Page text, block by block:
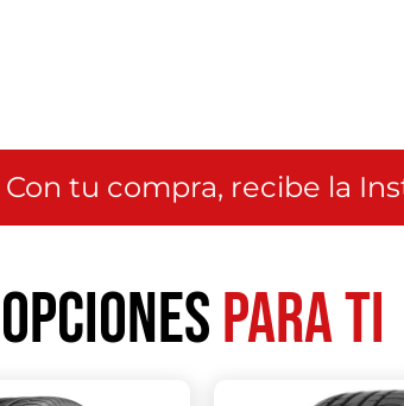
Con tu compra, recibe la
para ti